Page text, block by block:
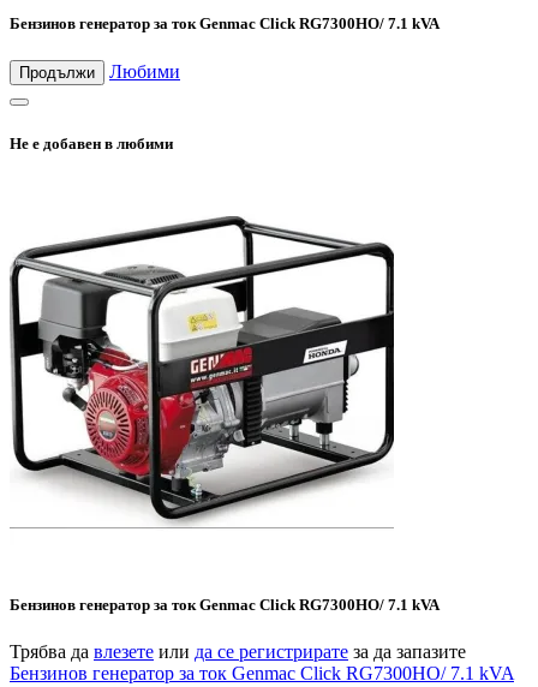
Бензинов генератор за ток Genmac Click RG7300HO/ 7.1 kVA
Продължи Любими
Не е добавен в любими
Бензинов генератор за ток Genmac Click RG7300HO/ 7.1 kVA
Трябва да влезете или да се регистрирате за да запазите
Бензинов генератор за ток Genmac Click RG7300HO/ 7.1 kVA